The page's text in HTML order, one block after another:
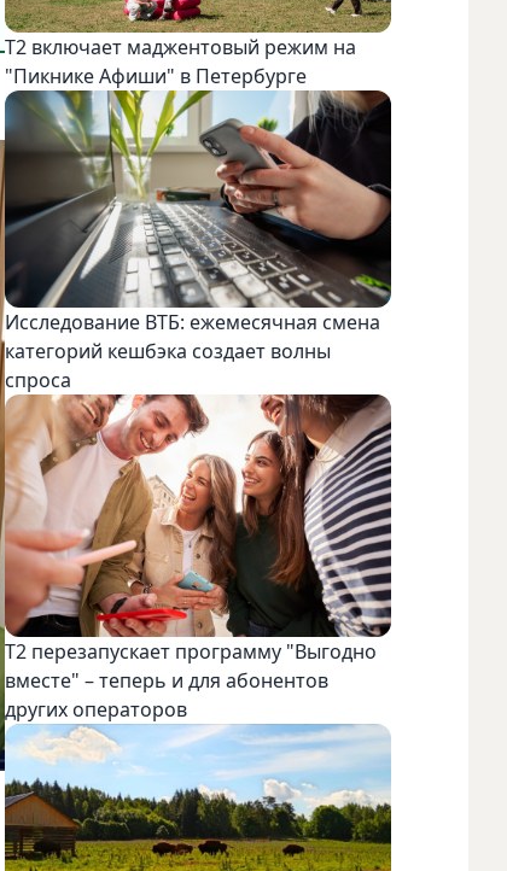
Т2 включает маджентовый режим на
"Пикнике Афиши" в Петербурге
Исследование ВТБ: ежемесячная смена
категорий кешбэка создает волны
спроса
Т2 перезапускает программу "Выгодно
вместе" – теперь и для абонентов
других операторов